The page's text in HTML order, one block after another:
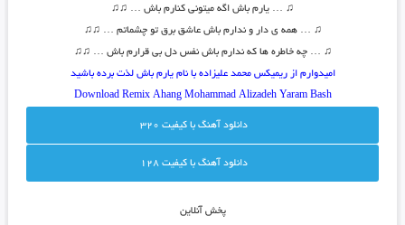
♫ … یارم باش اگه میتونی کنارم باش … ♫♫
♫ … همه ی دار و ندارم باش عاشق برق تو چشماتم … ♫♫
♫ … چه خاطره ها که ندارم باش نفس دل بی قرارم باش … ♫♫
امیدوارم از ریمیکس محمد علیزاده با نام یارم باش لذت برده باشید
Download Remix Ahang Mohammad Alizadeh Yaram Bash
دانلود آهنگ با کيفيت 320
دانلود آهنگ با کيفيت 128
پخش آنلاين